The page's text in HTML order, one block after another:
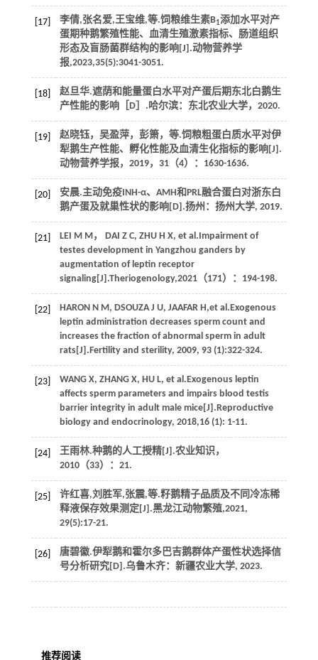
[17] 李倩,张名爱,王宝维,等.饲粮维生素B1添加水平对产
蛋期种鹅繁殖性能、血清生殖激素指标、肠道组织
形态及盲肠菌群结构的影响[J].动物营养学
报,2023,35(5):3041-3051.
[18]
赵旦华.遮荫和能量蛋白水平对产蛋后期东北白鹅生
产性能的影响［D］.哈尔滨：东北农业大学， 2020.
[19] 赵晓钰，吴盈萍，彭箫， 等.饲粮粗蛋白质水平对伊
犁鹅生产性能、孵化性能及血清生化指标的影响[J].
动物营养学报， 2019， 31（4）：1630-1636.
[20]
安晨.主动免疫INH-α、AMH和PRL融合蛋白对浙东白
鹅产蛋及就巢性状的影响[D].扬州：扬州大学, 2019.
[21] LEI M M， DAI Z C, ZHU H X, et al.Impairment of
testes development in Yangzhou ganders by
augmentation of leptin receptor
signaling[J].Theriogenology,2021（171）：194-198.
[22] HARON N M, DSOUZA J U, JAAFAR H,et al.Exogenous
leptin administration decreases sperm count and
increases the fraction of abnormal sperm in adult
rats[J].Fertility and sterility, 2009, 93(1):322-324.
[23] WANG X, ZHANG X, HU L, et al.Exogenous leptin
affects sperm parameters and impairs blood testis
barrier integrity in adult male mice[J].Reproductive
biology and endocrinology, 2018,16(1): 1-11.
[24] 王雨林.种鹅的人工授精[J].农业知识，
2010（33）：21.
[25] 许红喜,刘胜军,张震,等.籽鹅精子品质及不同冷冻稀
释液保存效果测定[J].黑龙江动物繁殖,2021,
29(5):17-21.
[26]
唐碧徽.伊犁鹅和霍尔多巴吉鹅群体产蛋性状选择信
号分析研究[D].乌鲁木齐：新疆农业大学, 2023.